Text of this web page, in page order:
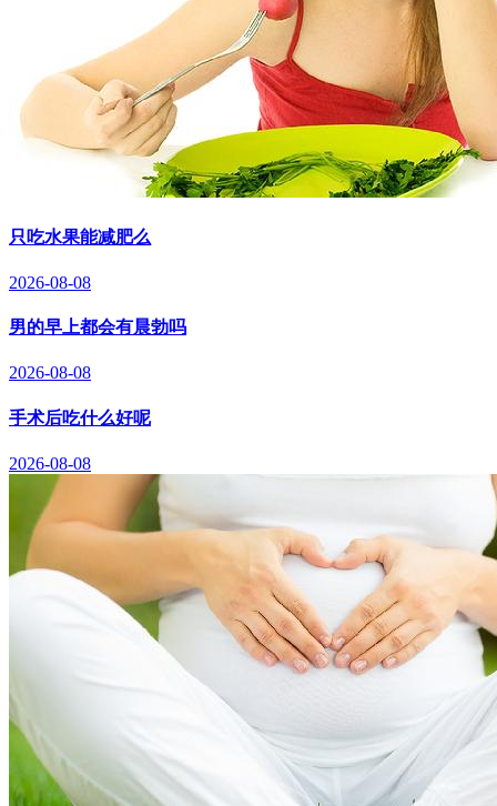
只吃水果能减肥么
2026-08-08
男的早上都会有晨勃吗
2026-08-08
手术后吃什么好呢
2026-08-08